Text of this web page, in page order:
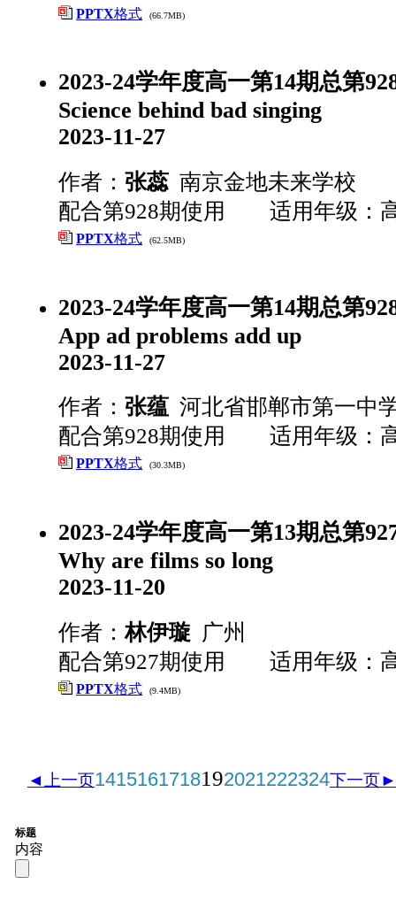
PPTX格式 (66.7MB)
2023-24学年度高一第14期总第
Science behind bad singing
2023-11-27
作者： 张蕊 南京金地未来学校
配合第928期使用 适用年级：
PPTX格式 (62.5MB)
2023-24学年度高一第14期总第
App ad problems add up
2023-11-27
作者： 张蕴 河北省邯郸市第一中
配合第928期使用 适用年级：
PPTX格式 (30.3MB)
2023-24学年度高一第13期总第
Why are films so long
2023-11-20
作者：林伊璇 广州
配合第927期使用 适用年级：
PPTX格式 (9.4MB)
◄上一页1415161718192021222324下一页►
标题
内容